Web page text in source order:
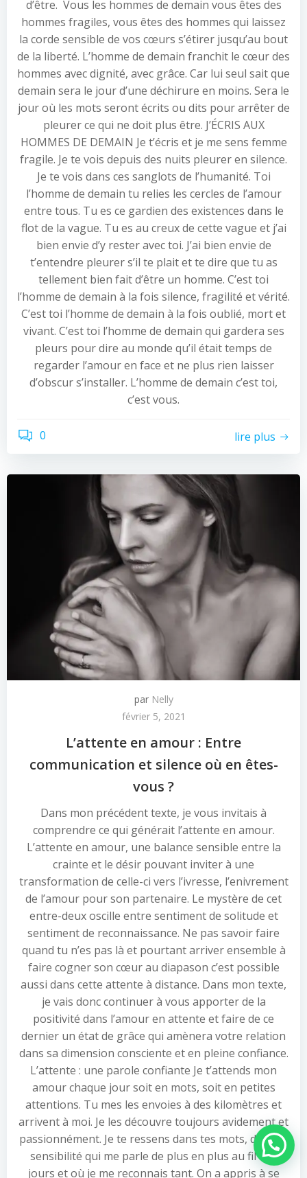
d’être. Vous les hommes de demain vous êtes des
hommes fragiles, vous êtes des hommes qui laissez
la corde sensible de vos cœurs s’étirer jusqu’au bout
de la liberté. L’homme de demain franchit le cœur des
hommes avec dignité, avec grâce. Car lui seul sait que
demain sera le jour d’une déchirure en moins. Sera le
jour où les mots seront écrits ou dits pour arrêter de
pleurer ce qui ne doit plus être. J’ÉCRIS AUX
HOMMES DE DEMAIN Je t’écris et je me sens femme
fragile. Je te vois depuis des nuits pleurer en silence.
Je te vois dans ces sanglots de l’humanité. Toi
l’homme de demain tu relies les cercles de l’amour
entre tous. Tu es ce gardien des existences dans le
flot de la vague. Tu es au creux de cette vague et j’ai
bien envie d’y rester avec toi. J’ai bien envie de
t’entendre pleurer s’il te plait et te dire que tu as
tellement bien fait d’être un homme. C’est toi
l’homme de demain à la fois silence, fragilité et vérité.
C’est toi l’homme de demain à la fois oublié, mort et
vivant. C’est toi l’homme de demain qui gardera ses
pleurs pour dire au monde qu’il était temps de
regarder l’amour en face et ne plus rien laisser
d’obscur s’installer. L’homme de demain c’est toi,
c’est vous.
0 lire plus
par Nelly
février 5, 2021
L’attente en amour : Entre
communication et silence où en êtes-
vous ?
Dans mon précédent texte, je vous invitais à
comprendre ce qui générait l’attente en amour.
L’attente en amour, une balance sensible entre la
crainte et le désir pouvant inviter à une
transformation de celle-ci vers l’ivresse, l’enivrement
de l’amour pour son partenaire. Le mystère de cet
entre-deux oscille entre sentiment de solitude et
sentiment de reconnaissance. Ne pas savoir faire
quand tu n’es pas là et pourtant arriver ensemble à
faire cogner son cœur au diapason c’est possible
aussi dans cette attente à distance. Dans mon texte,
je vais donc continuer à vous apporter de la
positivité dans l’amour en attente et faire de ce
dernier un état de grâce qui amènera votre relation
dans sa dimension consciente et en pleine confiance.
L’attente : une parole confiante Je t’attends mon
amour chaque jour soit en mots, soit en petites
attentions. Tu mes les envoies à des kilomètres et
arrivent à moi. Je les découvre toujours avidement et
passionnément. Je te ressens dans tes mots, dans ta
sensibilité qui me parle de plus en plus au fil des
jours et où je me reconnais tant. On a appris à se
Besoin d'aide ?